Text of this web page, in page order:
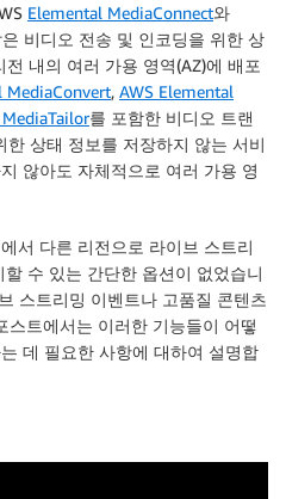
Elemental MediaConnect와
비디오 전송 및 인코딩을 위한 상
내의 여러 가용 영역(AZ)에 배포
MediaConvert, AWS Elemental
를 포함한 비디오 트랜
한 상태 정보를 저장하지 않는 서비
않아도 자체적으로 여러 가용 영
서 다른 리전으로 라이브 스트리
수 있는 간단한 옵션이 없었습니
스트리밍 이벤트나 고품질 콘텐츠
스트에서는 이러한 기능들이 어떻
데 필요한 사항에 대하여 설명합